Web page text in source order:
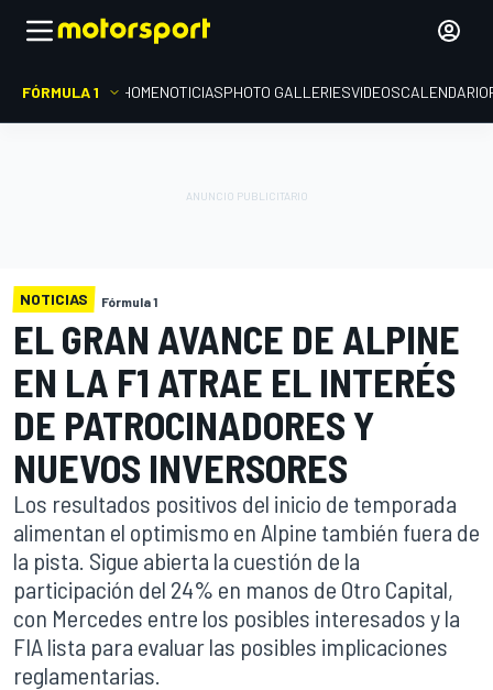
FÓRMULA 1 HOMENOTICIASPHOTO GALLERIESVIDEOSCALENDARIO
NOTICIAS Fórmula 1
EL GRAN AVANCE DE ALPINE
EN LA F1 ATRAE EL INTERÉS
DE PATROCINADORES Y
NUEVOS INVERSORES
Los resultados positivos del inicio de temporada
alimentan el optimismo en Alpine también fuera de
la pista. Sigue abierta la cuestión de la
participación del 24% en manos de Otro Capital,
con Mercedes entre los posibles interesados y la
FIA lista para evaluar las posibles implicaciones
reglamentarias.